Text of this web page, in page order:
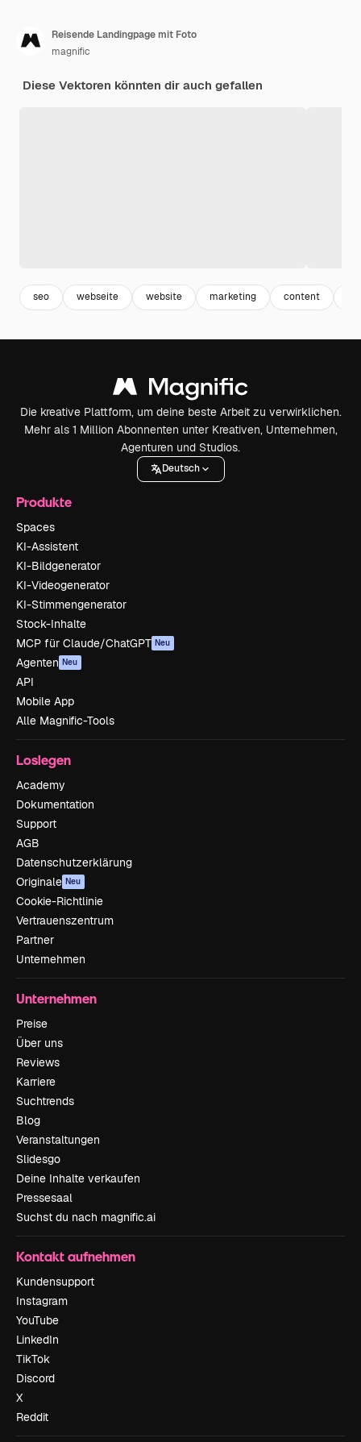
Reisende Landingpage mit Foto
magnific
Diese Vektoren könnten dir auch gefallen
seo webseite website marketing content
Die kreative Plattform, um deine beste Arbeit zu verwirklichen.
Mehr als 1 Million Abonnenten unter Kreativen, Unternehmen,
Agenturen und Studios.
Deutsch
Produkte
Spaces
KI-Assistent
KI-Bildgenerator
KI-Videogenerator
KI-Stimmengenerator
Stock-Inhalte
MCP für Claude/ChatGPT Neu
Agenten Neu
API
Mobile App
Alle Magnific-Tools
Loslegen
Academy
Dokumentation
Support
AGB
Datenschutzerklärung
Originale Neu
Cookie-Richtlinie
Vertrauenszentrum
Partner
Unternehmen
Unternehmen
Preise
Über uns
Reviews
Karriere
Suchtrends
Blog
Veranstaltungen
Slidesgo
Deine Inhalte verkaufen
Pressesaal
Suchst du nach magnific.ai
Kontakt aufnehmen
Kundensupport
Instagram
YouTube
LinkedIn
TikTok
Discord
X
Reddit